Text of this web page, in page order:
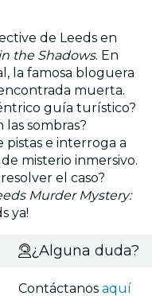
de Leeds en
the Shadows. En
la famosa bloguera
muerta.
guía turístico?
las sombras?
pistas e interroga a
misterio inmersivo.
el caso?
Murder Mystery:
ya!
¿Alguna duda?
Contáctanosaquí